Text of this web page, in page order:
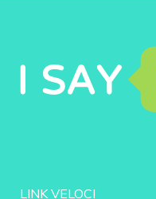
LINK VELOCI